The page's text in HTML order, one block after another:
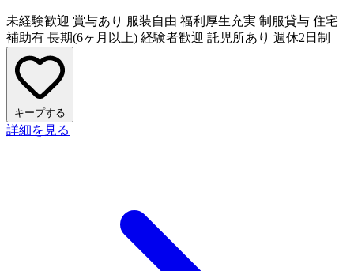
未経験歓迎 賞与あり 服装自由 福利厚生充実 制服貸与 住宅
補助有 長期(6ヶ月以上) 経験者歓迎 託児所あり 週休2日制
キープする
詳細を見る